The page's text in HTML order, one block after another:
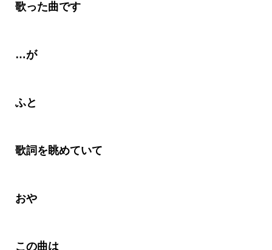
歌った曲です
…が
ふと
歌詞を眺めていて
おや
この曲は